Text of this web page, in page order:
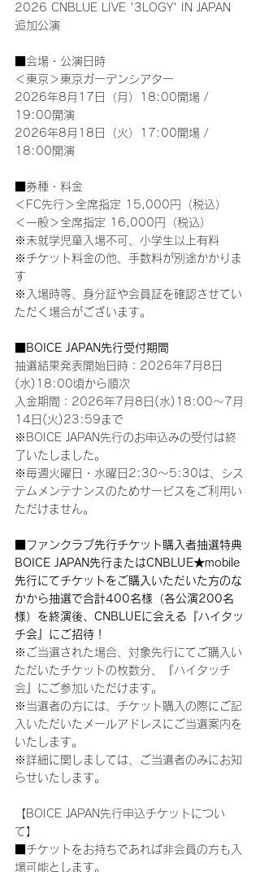
2026 CNBLUE LIVE '3LOGY' IN JAPAN
追加公演
■会場・公演日時
＜東京＞東京ガーデンシアター
2026年8月17日（月）18:00開場 /
19:00開演
2026年8月18日（火）17:00開場 /
18:00開演
■券種・料金
＜FC先行＞全席指定 15,000円（税込）
＜一般＞全席指定 16,000円（税込）
※未就学児童入場不可、小学生以上有料
※チケット料金の他、手数料が別途かかりま
す
※入場時等、身分証や会員証を確認させてい
ただく場合がございます。
■BOICE JAPAN先行受付期間
抽選結果発表開始日時：2026年7月8日
(水)18:00頃から順次
入金期間：2026年7月8日(水)18:00～7月
14日(火)23:59まで
※BOICE JAPAN先行のお申込みの受付は終
了いたしました。
※毎週火曜日・水曜日2:30～5:30は、シス
テムメンテナンスのためサービスをご利用い
ただけません。
■ファンクラブ先行チケット購入者抽選特典
BOICE JAPAN先行またはCNBLUE★mobile
先行にてチケットをご購入いただいた方のな
かから抽選で合計400名様（各公演200名
様）を終演後、CNBLUEに会える『ハイタッ
チ会』にご招待！
※ご当選された場合、対象先行にてご購入い
ただいたチケットの枚数分、『ハイタッチ
会』にご参加いただけます。
※当選者の方には、チケット購入の際にご記
入いただいたメールアドレスにご当選案内を
いたします。
※詳細に関しましては、ご当選者のみにお知
らせいたします。
【BOICE JAPAN先行申込チケットについ
て】
■チケットをお持ちであれば非会員の方も入
場可能とします。